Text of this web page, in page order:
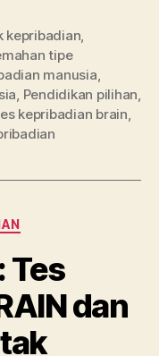
kepribadian,
tipe
manusia,
, Pendidikan pilihan,
kepribadian brain,
Tes
dan